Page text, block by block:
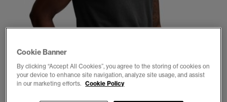
Cookie Banner
By clicking “Accept All Cookies”, you agree to the storing of cookies on
your device to enhance site navigation, analyze site usage, and assist
in our marketing efforts. Cookie Policy